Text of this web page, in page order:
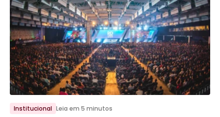
Institucional Leia em 5 minutos